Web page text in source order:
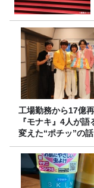
工場勤務から17億
『モナキ』4人が語
変えた“ポチッ”の話